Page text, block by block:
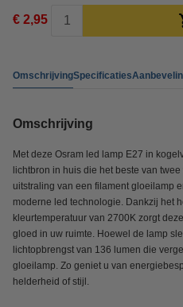
€ 2,95
OmschrijvingSpecificaties
Omschrijving
Met deze Osram led lamp E27 in
lichtbron in huis die het beste van
uitstraling van een filament gloeilamp
moderne led technologie. Dankzij het
kleurtemperatuur van 2700K zorgt
gloed in uw ruimte. Hoewel de lamp
lichtopbrengst van 136 lumen die
gloeilamp. Zo geniet u van
helderheid of stijl.